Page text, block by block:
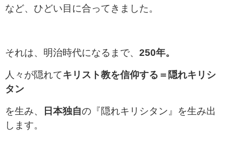
など、ひどい目に合ってきました。
それは、明治時代になるまで、 250年。
人々が隠れてキリスト教を信仰する＝隠れキリシ
タン
を生み、 日本独自の『隠れキリシタン』を生み出
します。